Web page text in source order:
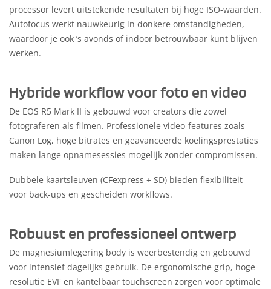
processor levert uitstekende resultaten bij hoge ISO-waarden.
Autofocus werkt nauwkeurig in donkere omstandigheden,
waardoor je ook ’s avonds of indoor betrouwbaar kunt blijven
werken.
Hybride workflow voor foto en video
De EOS R5 Mark II is gebouwd voor creators die zowel
fotograferen als filmen. Professionele video-features zoals
Canon Log, hoge bitrates en geavanceerde koelingsprestaties
maken lange opnamesessies mogelijk zonder compromissen.
Dubbele kaartsleuven (CFexpress + SD) bieden flexibiliteit
voor back-ups en gescheiden workflows.
Robuust en professioneel ontwerp
De magnesiumlegering body is weerbestendig en gebouwd
voor intensief dagelijks gebruik. De ergonomische grip, hoge-
resolutie EVF en kantelbaar touchscreen zorgen voor optimale